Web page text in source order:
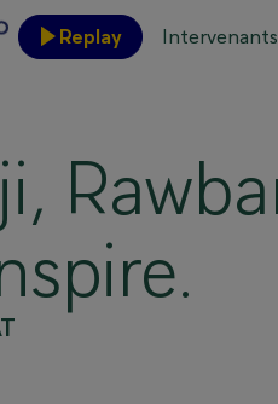
Replay Intervenants